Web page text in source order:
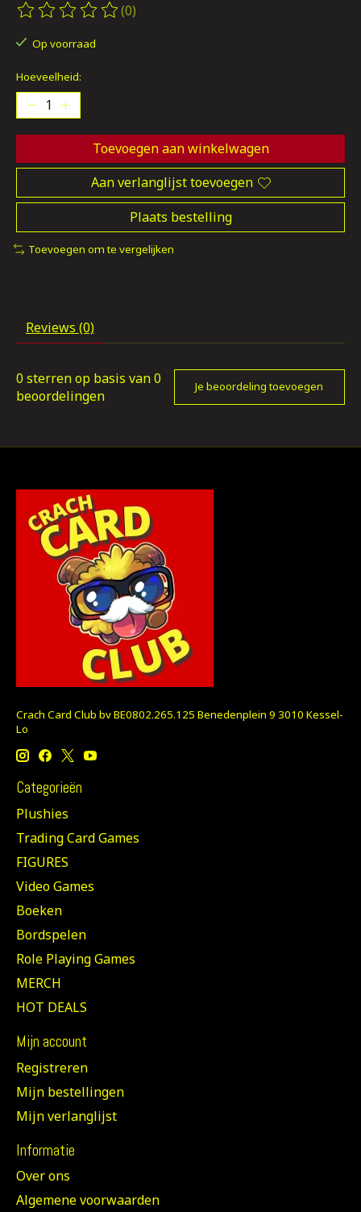
De beoordeling van dit product is
(0)
Op voorraad
Hoeveelheid:
Toevoegen aan winkelwagen
Aan verlanglijst toevoegen
Plaats bestelling
Toevoegen om te vergelijken
Reviews (0)
0 sterren op basis van0
beoordelingen
Je beoordeling toevoegen
Crach Card Club bv BE0802.265.125 Benedenplein 9 3010 Kessel-
Lo
Categorieën
Plushies
Trading Card Games
FIGURES
Video Games
Boeken
Bordspelen
Role Playing Games
MERCH
HOT DEALS
Mijn account
Registreren
Mijn bestellingen
Mijn verlanglijst
Informatie
Over ons
Algemene voorwaarden